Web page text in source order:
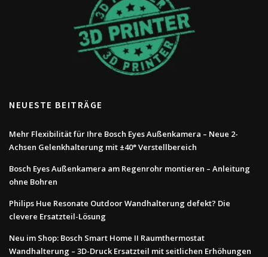
NEUESTE BEITRÄGE
Mehr Flexibilität für Ihre Bosch Eyes Außenkamera – Neue 2-
Achsen Gelenkhalterung mit ±40° Verstellbereich
Bosch Eyes Außenkamera am Regenrohr montieren – Anleitung
ohne Bohren
Philips Hue Resonate Outdoor Wandhalterung defekt? Die
clevere Ersatzteil-Lösung
Neu im Shop: Bosch Smart Home II Raumthermostat
Wandhalterung – 3D-Druck Ersatzteil mit seitlichen Erhöhungen